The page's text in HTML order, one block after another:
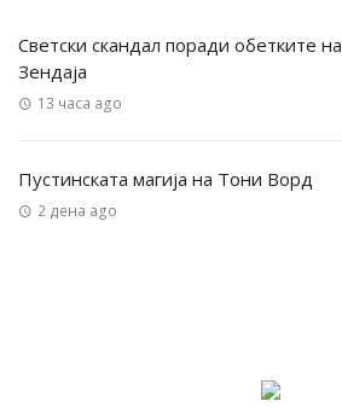
Светски скандал поради обетките на
Зендаја
13 часа ago
Пустинската магија на Тони Ворд
2 дена ago